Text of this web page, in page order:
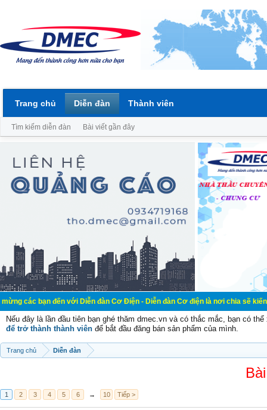
đến với Diễn đàn Cơ Điện - Diễn đàn Cơ điện là nơi chia sẽ kiến thức
Nếu đây là lần đầu tiên bạn ghé thăm dmec.vn và có thắc mắc, bạn có
để trở thành thành viên để bắt đầu đăng bán sản phẩm của mình.
Trang chủ Diễn đàn
1 2 3 4 5 6 → 10 Tiếp >
Trang chủ Diễn đàn
Tìm kiếm diễn đàn Bài viết gần đây
Thành viên